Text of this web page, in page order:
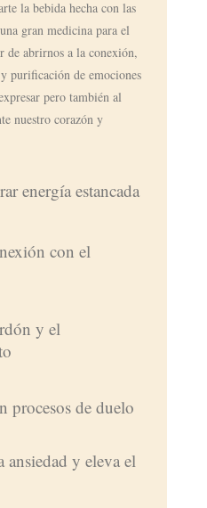
la bebida hecha con las
gran medicina para el
de abrirnos a la conexión,
purificación de emociones
pero también al
nuestro corazón y
energía estancada
con el
y el
procesos de duelo
y eleva el